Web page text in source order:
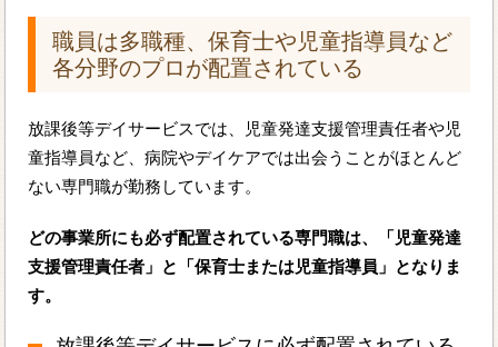
職員は多職種、保育士や児童指導員など
各分野のプロが配置されている
放課後等デイサービスでは、児童発達支援管理責任者や児
童指導員など、病院やデイケアでは出会うことがほとんど
ない専門職が勤務しています。
どの事業所にも必ず配置されている専門職は、「児童発達
支援管理責任者」と「保育士または児童指導員」となりま
す。